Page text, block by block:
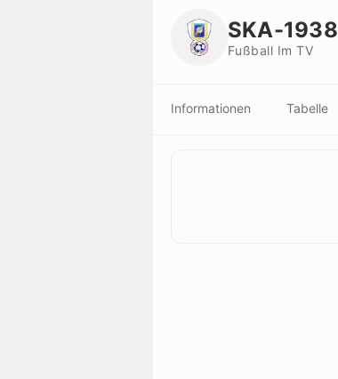
SKA-1938
Fußball Im TV
Informationen Tabelle